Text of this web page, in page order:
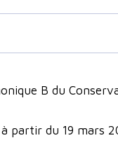
B du
à partir du 19 mars